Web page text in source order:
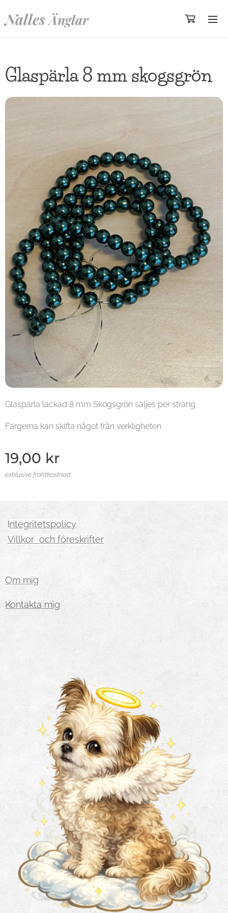
Nalles Änglar
Glaspärla 8 mm skogsgrön
Glaspärla lackad 8 mm Skogsgrön säljes per sträng
Färgerna kan skifta något från verkligheten
19,00 kr
exklusive fraktkostnad
Integritetspolicy
Villkor och föreskrifter
Om mig
Kontakta mig